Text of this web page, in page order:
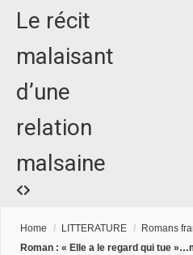
Le récit
malaisant
d’une
relation
malsaine
Home / LITTERATURE / Romans
Roman : « Elle a le regard qui tue